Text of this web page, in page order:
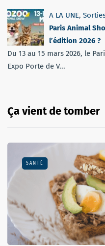
A LA UNE,
Paris Animal
l’édition 2026 ?
Du 13 au 15 mars 2026, le
Expo Porte de V...
Ça vient de tomber
SANTÉ